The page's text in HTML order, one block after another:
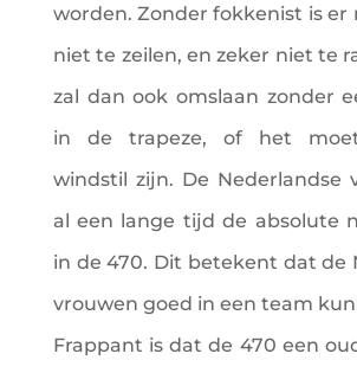
worden. Zonder fokkenist is er
niet te zeilen, en zeker niet te
zal dan ook omslaan zonder
in de trapeze, of het
windstil zijn. De Nederlandse
al een lange tijd de absolute
in de 470. Dit betekent dat de
vrouwen goed in een team
Frappant is dat de 470 een